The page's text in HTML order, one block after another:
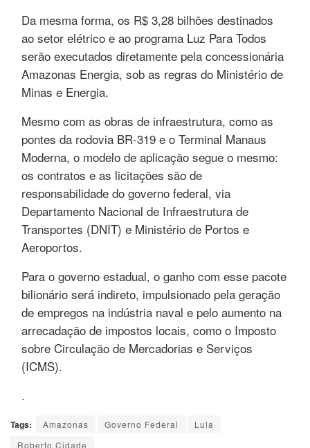
Da mesma forma, os R$ 3,28 bilhões destinados
ao setor elétrico e ao programa Luz Para Todos
serão executados diretamente pela concessionária
Amazonas Energia, sob as regras do Ministério de
Minas e Energia.
Mesmo com as obras de infraestrutura, como as
pontes da rodovia BR-319 e o Terminal Manaus
Moderna, o modelo de aplicação segue o mesmo:
os contratos e as licitações são de
responsabilidade do governo federal, via
Departamento Nacional de Infraestrutura de
Transportes (DNIT) e Ministério de Portos e
Aeroportos.
Para o governo estadual, o ganho com esse pacote
bilionário será indireto, impulsionado pela geração
de empregos na indústria naval e pelo aumento na
arrecadação de impostos locais, como o Imposto
sobre Circulação de Mercadorias e Serviços
(ICMS).
.
Tags: Amazonas Governo Federal
Lula
Roberto Cidade